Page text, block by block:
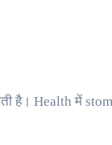
है। Health में